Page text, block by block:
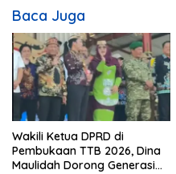
Baca Juga
Wakili Ketua DPRD di
Pembukaan TTB 2026, Dina
Maulidah Dorong Generasi